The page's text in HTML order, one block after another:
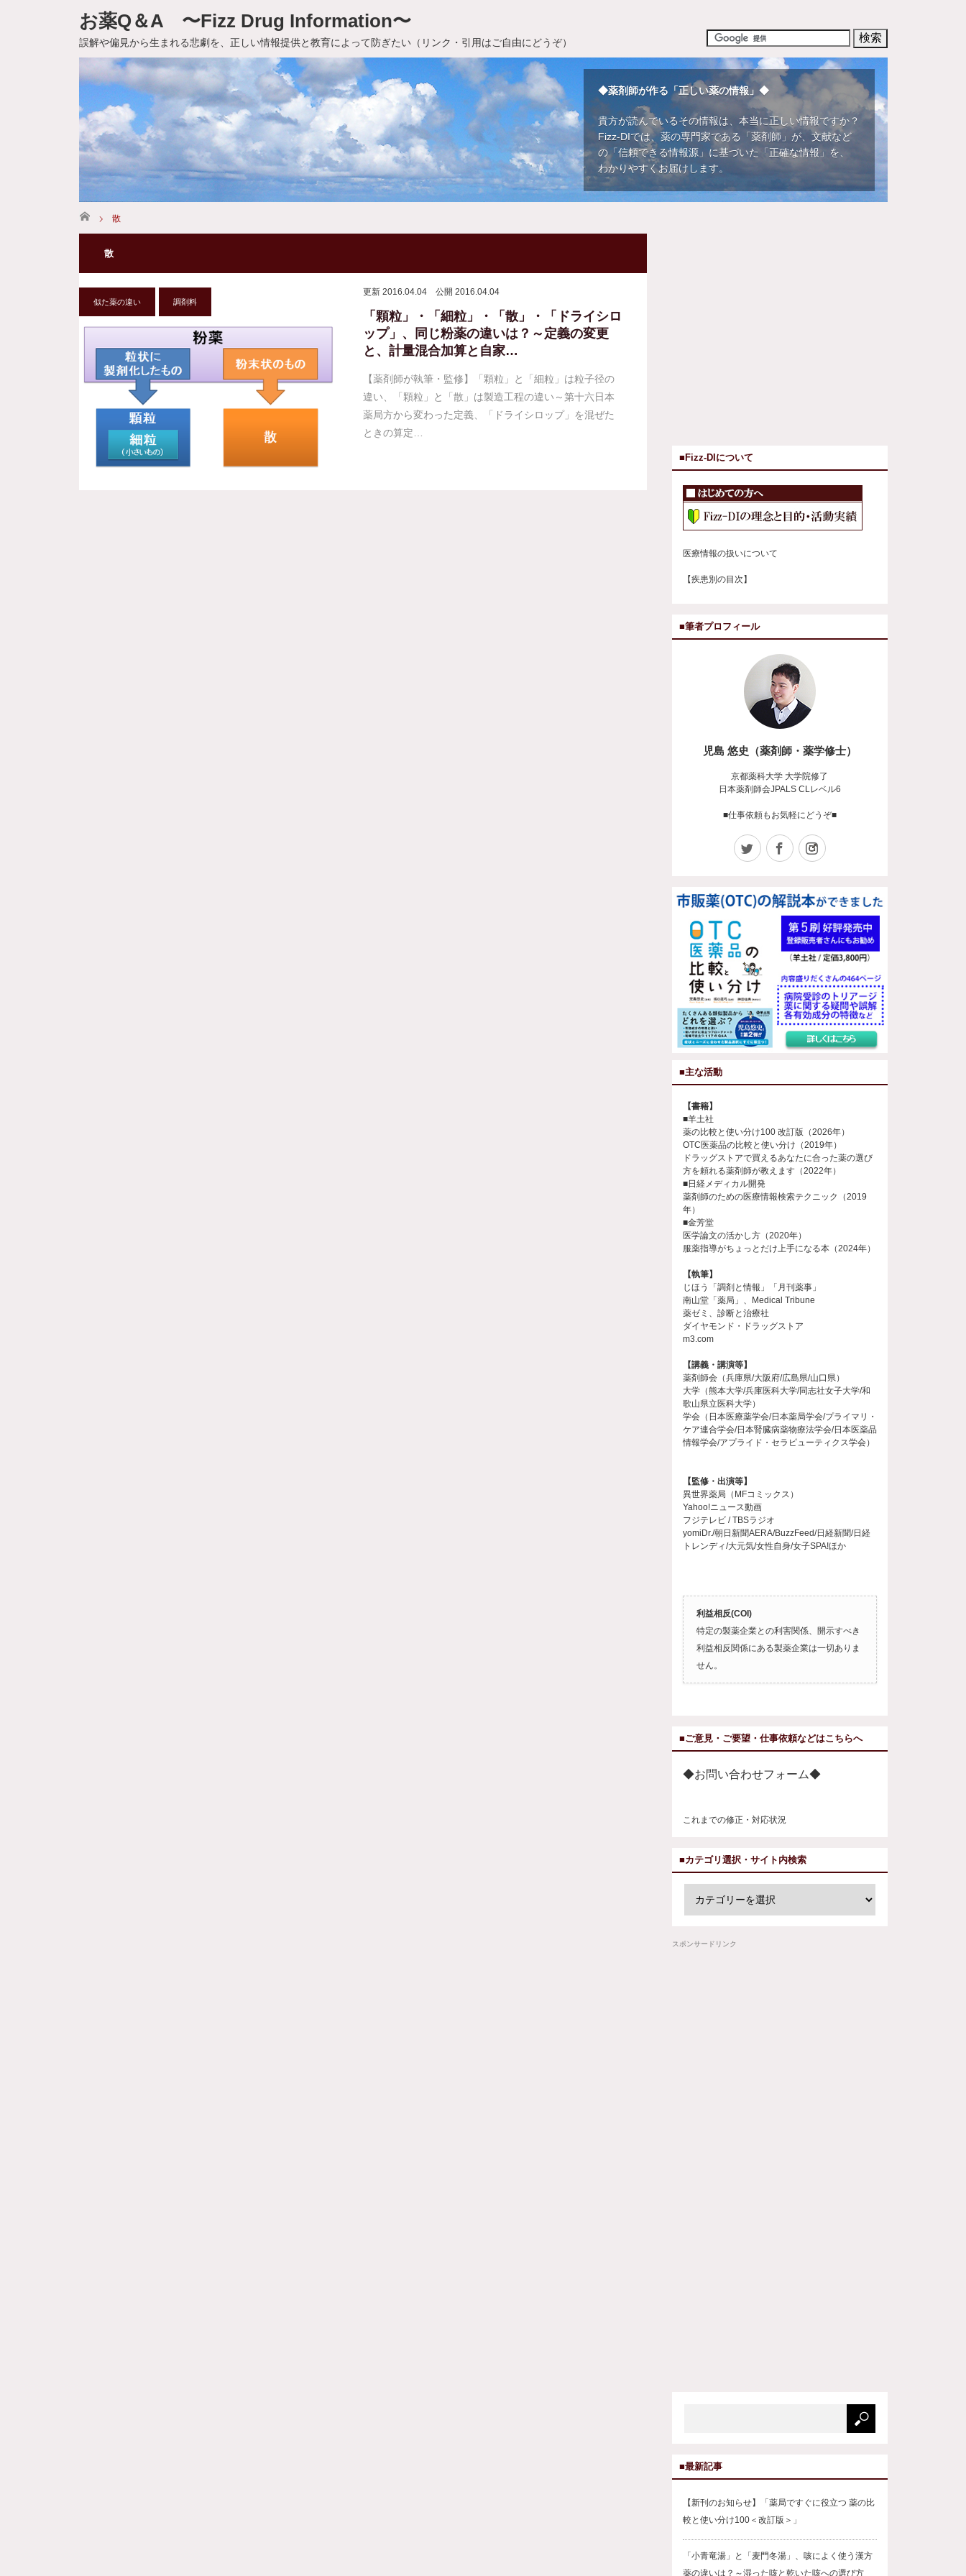
お薬Q＆A 〜Fizz Drug Information〜
誤解や偏見から生まれる悲劇を、正しい情報提供と教育によって防ぎたい（リンク・引用はご自由にどうぞ）
◆薬剤師が作る「正しい薬の情報」◆
貴方が読んでいるその情報は、本当に正しい情報ですか？
Fizz-DIでは、薬の専門家である「薬剤師」が、文献など
の「信頼できる情報源」に基づいた「正確な情報」を、
わかりやすくお届けします。
ホーム 散
散
似た薬の違い 調剤料
更新 2016.04.04 公開 2016.04.04
「顆粒」・「細粒」・「散」・「ドライシロ
ップ」、同じ粉薬の違いは？～定義の変更
と、計量混合加算と自家…
【薬剤師が執筆・監修】「顆粒」と「細粒」は粒子径の
違い、「顆粒」と「散」は製造工程の違い～第十六日本
薬局方から変わった定義、「ドライシロップ」を混ぜた
ときの算定…
■Fizz-DIについて
医療情報の扱いについて
【疾患別の目次】
■筆者プロフィール
児島 悠史（薬剤師・薬学修士）
京都薬科大学 大学院修了
日本薬剤師会JPALS CLレベル6
■仕事依頼もお気軽にどうぞ■
Twitter Facebook
■主な活動
【書籍】
■羊土社
薬の比較と使い分け100 改訂版（2026年）
OTC医薬品の比較と使い分け（2019年）
ドラッグストアで買えるあなたに合った薬の選び
方を頼れる薬剤師が教えます（2022年）
■日経メディカル開発
薬剤師のための医療情報検索テクニック（2019
年）
■金芳堂
医学論文の活かし方（2020年）
服薬指導がちょっとだけ上手になる本（2024年）
【執筆】
じほう「調剤と情報」「月刊薬事」
南山堂「薬局」、Medical Tribune
薬ゼミ、診断と治療社
ダイヤモンド・ドラッグストア
m3.com
【講義・講演等】
薬剤師会（兵庫県/大阪府/広島県/山口県）
大学（熊本大学/兵庫医科大学/同志社女子大学/和
歌山県立医科大学）
学会（日本医療薬学会/日本薬局学会/プライマリ・
ケア連合学会/日本腎臓病薬物療法学会/日本医薬品
情報学会/アプライド・セラピューティクス学会）
【監修・出演等】
異世界薬局（MFコミックス）
Yahoo!ニュース動画
フジテレビ / TBSラジオ
yomiDr./朝日新聞AERA/BuzzFeed/日経新聞/日経
トレンディ/大元気/女性自身/女子SPA!ほか
利益相反(COI)
特定の製薬企業との利害関係、開示すべき
利益相反関係にある製薬企業は一切ありま
せん。
■ご意見・ご要望・仕事依頼などはこちらへ
◆お問い合わせフォーム◆
これまでの修正・対応状況
■カテゴリ選択・サイト内検索
スポンサードリンク
■最新記事
【新刊のお知らせ】「薬局ですぐに役立つ 薬の比
較と使い分け100＜改訂版＞」
「小青竜湯」と「麦門冬湯」、咳によく使う漢方
薬の違いは？～湿った咳と乾いた咳への選び方